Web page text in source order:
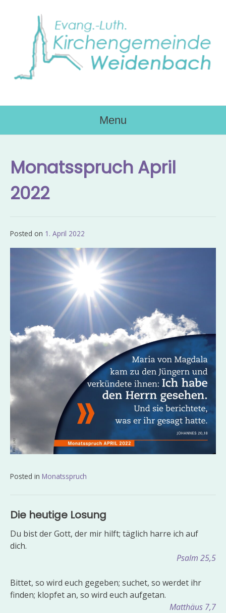
Menu
Monatsspruch April
2022
Posted on 1. April 2022
Posted in Monatsspruch
Die heutige Losung
Du bist der Gott, der mir hilft; täglich harre ich auf
dich.
Psalm 25,5
Bittet, so wird euch gegeben; suchet, so werdet ihr
finden; klopfet an, so wird euch aufgetan.
Matthäus 7,7